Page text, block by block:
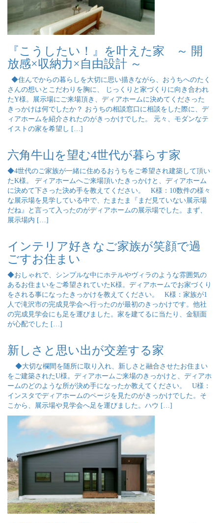
『こうしたい！』を叶えた家 ～ 開
放感×収納力×自由設計 ～
◆住んでからの暮らしを大切に思い描きながら、おうちへのたく
さんの想いとこだわりを胸に、 じっくりと家づくりに向き合われ
たY様。展示場にご来場頂き、ディアホームに決めてくださった
きっかけは何でしたか？ おうちの相談窓口に相談をした際に、デ
ィアホームを紹介されたのがきっかけでした。 元々、モダンなテ
イストの家を希望し […]
六角牛山を望む4世代が暮らす家
◆4世代のご家族が一緒に住めるおうちをご希望され建築して頂い
たK様。 ディアホームへご来場頂いたきっかけと、ディアホーム
に決めて下さった決め手を教えてください。 K様：10数件の様々
な展示場を見学している中で、たまたま『まだ見ていない展示場
だね』と言って入ったのがディアホームの展示場でした。まず、
展示場内 […]
インテリア好きなご家族が笑顔で過
ごすお住まい
◆おしゃれで、シンプルな中にホテルやヴィラのような雰囲気の
あるお住まいをご希望されていたK様。ディアホームでお家づくり
をされる事になったきっかけを教えてください。 K様：家族が1
人で滝沢市の完成見学会へ行ったのが最初のきっかけです。他社
の完成見学会にも足を運びました。家を建てるに当たり、金額面
が心配でした […]
新しさと思い出が交差する家
◆大切な欄間を随所に取り入れ、新しさと融合させたお住まい
をご建築されたU様。ディアホームご来場のきっかけと、ディアホ
ームのどのような所が決め手になったか教えてください。 U様：
インスタでディアホームのページを見たのがきっかけでした。そ
こから、展示場や見学会へ足を運びました。ハウ […]